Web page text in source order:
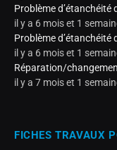
Problème d’étanchéité
il y a 6 mois et 1
Problème d’étanchéité
il y a 6 mois et 1
Réparation/
il y a 7 mois et 1
FICHES TRAVAUX